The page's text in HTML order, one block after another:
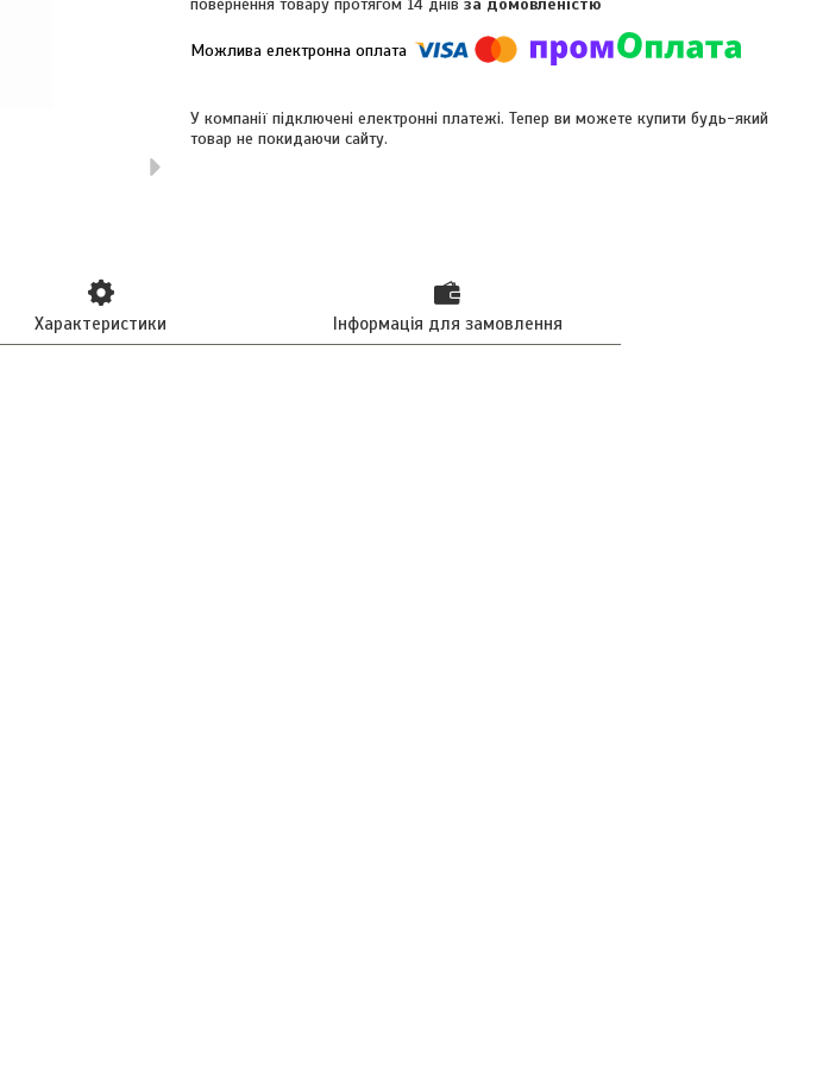
повернення товару протягом 14 днів за домовленістю
У компанії підключені електронні платежі. Тепер ви можете купити будь-який
товар не покидаючи сайту.
Характеристики Інформація для замовлення